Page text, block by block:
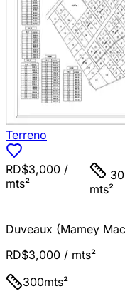
Terreno
RD$3,000 /
mts²
mts²
Duveaux (Mamey
RD$3,000 / mts²
300mts²